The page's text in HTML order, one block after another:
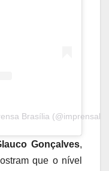
Brasília
Gonçalves,
que o nível